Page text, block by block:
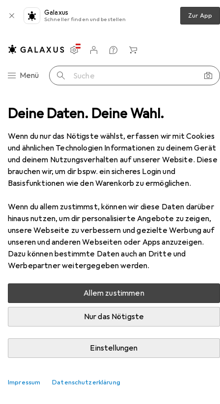
Deine Daten. Deine Wahl.
Wenn du nur das Nötigste wählst, erfassen wir mit Cookies
und ähnlichen Technologien Informationen zu deinem Gerät
und deinem Nutzungsverhalten auf unserer Website. Diese
brauchen wir, um dir bspw. ein sicheres Login und
Basisfunktionen wie den Warenkorb zu ermöglichen.
Wenn du allem zustimmst, können wir diese Daten darüber
hinaus nutzen, um dir personalisierte Angebote zu zeigen,
unsere Webseite zu verbessern und gezielte Werbung auf
unseren und anderen Webseiten oder Apps anzuzeigen.
Dazu können bestimmte Daten auch an Dritte und
Werbepartner weitergegeben werden.
Allem zustimmen
Nur das Nötigste
Einstellungen
Impressum Datenschutzerklärung
Galaxus
Schneller finden und bestellen Zur App
Navigation nach Kategorien
Menü Suche
Einstellungen
Kundenkonto
Vergleichslisten
Merklisten
Warenkorb
+ Bohren Lochsäge Starrett Lochsäge
EUR
17,02
StarrettLochsäge
Zubehör für Starrett Lochsäge
Hier findest du passendes Zubehör zum Produkt Starrett
Lochsäge aus der Kategorie Lochsäge.